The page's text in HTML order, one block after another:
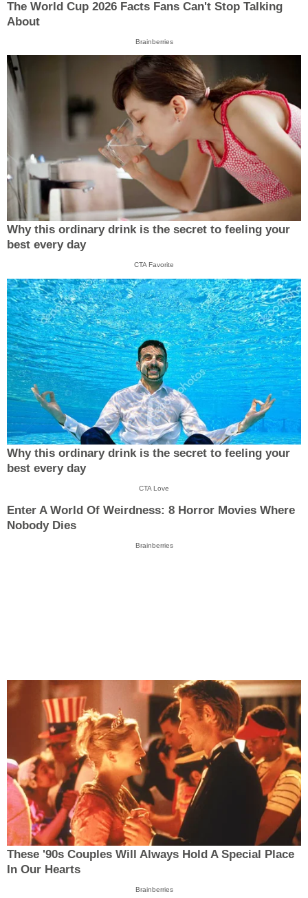
The World Cup 2026 Facts Fans Can't Stop Talking
About
Brainberries
Why this ordinary drink is the secret to feeling your
best every day
CTA Favorite
Why this ordinary drink is the secret to feeling your
best every day
CTA Love
Enter A World Of Weirdness: 8 Horror Movies Where
Nobody Dies
Brainberries
These '90s Couples Will Always Hold A Special Place
In Our Hearts
Brainberries